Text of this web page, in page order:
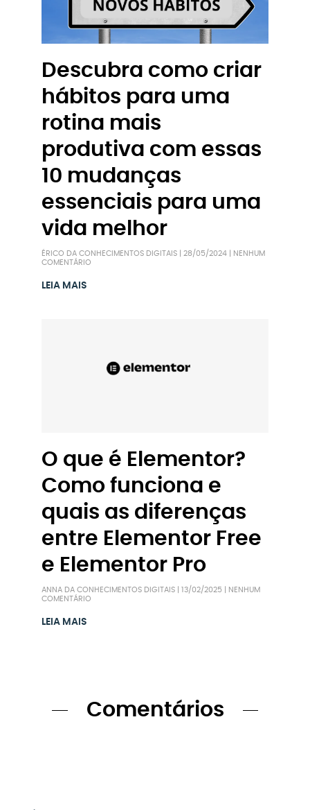
Descubra como criar
hábitos para uma
rotina mais
produtiva com essas
10 mudanças
essenciais para uma
vida melhor
ÉRICO DA CONHECIMENTOS DIGITAIS 28/05/2024
NENHUM
COMENTÁRIO
LEIA MAIS
O que é Elementor?
Como funciona e
quais as diferenças
entre Elementor Free
e Elementor Pro
ANNA DA CONHECIMENTOS DIGITAIS 13/02/2025
NENHUM
COMENTÁRIO
LEIA MAIS
Comentários